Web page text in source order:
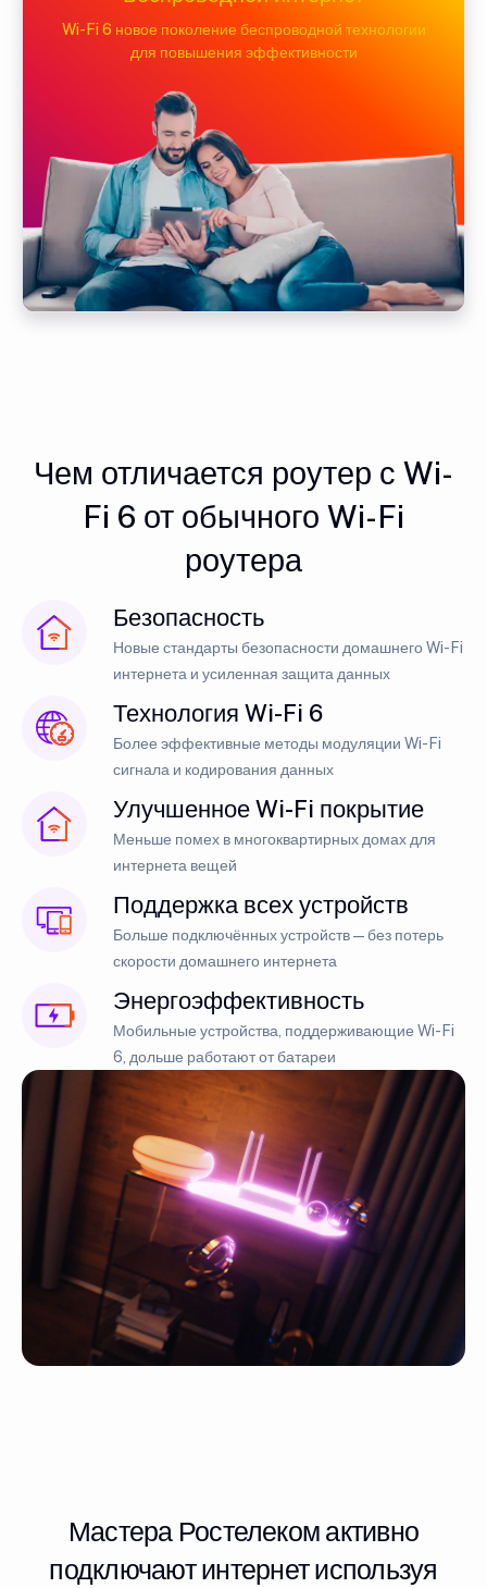
Wi-Fi 6 новое поколение беспроводной технологии
для повышения эффективности
Чем отличается роутер с Wi-
Fi 6 от обычного Wi-Fi
роутера
Безопасность
Новые стандарты безопасности домашнего Wi-Fi
интернета и усиленная защита данных
Технология Wi-Fi 6
Более эффективные методы модуляции Wi-Fi
сигнала и кодирования данных
Улучшенное Wi-Fi покрытие
Меньше помех в многоквартирных домах для
интернета вещей
Поддержка всех устройств
Больше подключённых устройств — без потерь
скорости домашнего интернета
Энергоэффективность
Мобильные устройства, поддерживающие Wi-Fi
6, дольше работают от батареи
Мастера Ростелеком активно
подключают интернет используя